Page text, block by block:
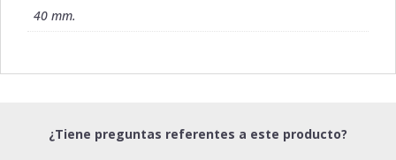
40 mm.
¿Tiene preguntas referentes a este producto?